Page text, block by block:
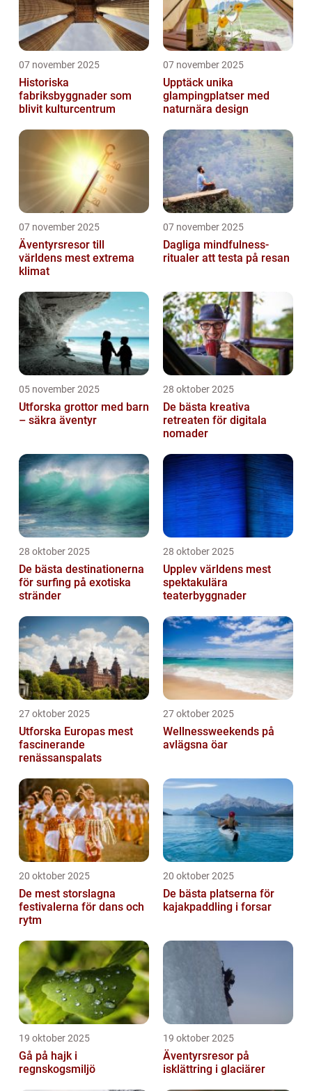
07 november 2025
Historiska
fabriksbyggnader som
blivit kulturcentrum
07 november 2025
Upptäck unika
glampingplatser med
naturnära design
07 november 2025
Äventyrsresor till
världens mest extrema
klimat
07 november 2025
Dagliga mindfulness-
ritualer att testa på resan
05 november 2025
Utforska grottor med barn
– säkra äventyr
28 oktober 2025
De bästa kreativa
retreaten för digitala
nomader
28 oktober 2025
De bästa destinationerna
för surfing på exotiska
stränder
28 oktober 2025
Upplev världens mest
spektakulära
teaterbyggnader
27 oktober 2025
Utforska Europas mest
fascinerande
renässanspalats
27 oktober 2025
Wellnessweekends på
avlägsna öar
20 oktober 2025
De mest storslagna
festivalerna för dans och
rytm
20 oktober 2025
De bästa platserna för
kajakpaddling i forsar
19 oktober 2025
Gå på hajk i
regnskogsmiljö
19 oktober 2025
Äventyrsresor på
isklättring i glaciärer